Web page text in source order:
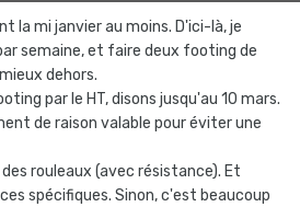
la mi janvier au moins. D'ici-là, je
semaine, et faire deux footing de
dehors.
par le HT, disons jusqu'au 10 mars.
de raison valable pour éviter une
rouleaux (avec résistance). Et
spécifiques. Sinon, c'est beaucoup